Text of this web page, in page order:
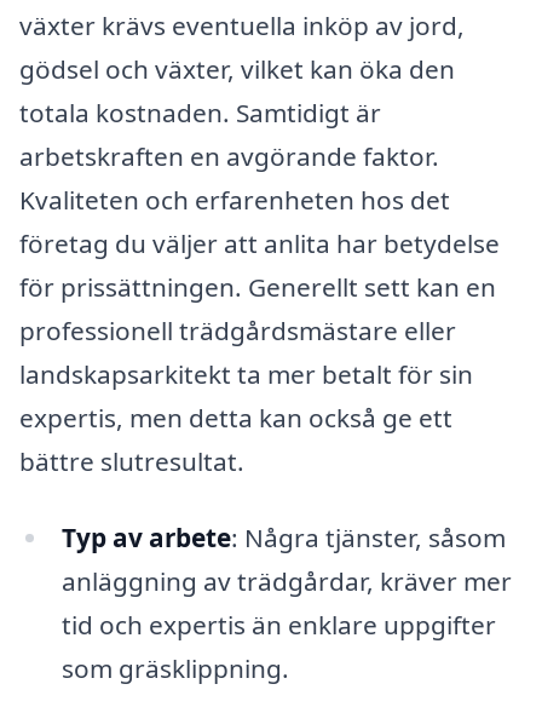
växter krävs eventuella inköp av jord,
gödsel och växter, vilket kan öka den
totala kostnaden. Samtidigt är
arbetskraften en avgörande faktor.
Kvaliteten och erfarenheten hos det
företag du väljer att anlita har betydelse
för prissättningen. Generellt sett kan en
professionell trädgårdsmästare eller
landskapsarkitekt ta mer betalt för sin
expertis, men detta kan också ge ett
bättre slutresultat.
Typ av arbete: Några tjänster, såsom
anläggning av trädgårdar, kräver mer
tid och expertis än enklare uppgifter
som gräsklippning.